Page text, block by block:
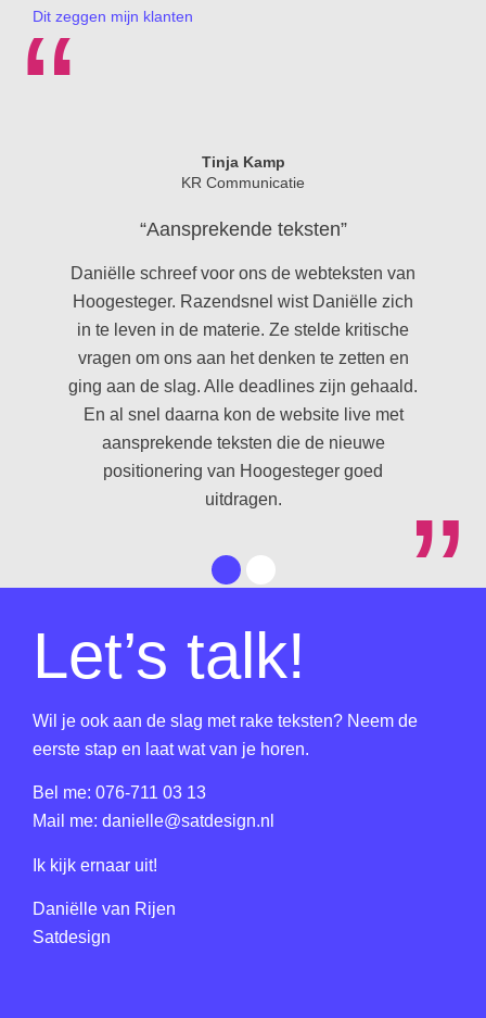
“
Dit zeggen mijn klanten
Tinja Kamp
KR Communicatie
“Aansprekende teksten”
Daniëlle schreef voor ons de webteksten van
Hoogesteger. Razendsnel wist Daniëlle zich
in te leven in de materie. Ze stelde kritische
vragen om ons aan het denken te zetten en
ging aan de slag. Alle deadlines zijn gehaald.
En al snel daarna kon de website live met
aansprekende teksten die de nieuwe
positionering van Hoogesteger goed
uitdragen.
”
Let’s talk!
Wil je ook aan de slag met rake teksten? Neem de
eerste stap en laat wat van je horen.
Bel me: 076-711 03 13
Mail me: danielle@satdesign.nl
Ik kijk ernaar uit!
Daniëlle van Rijen
Satdesign